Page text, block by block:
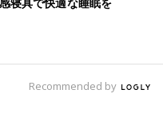
Recommended by